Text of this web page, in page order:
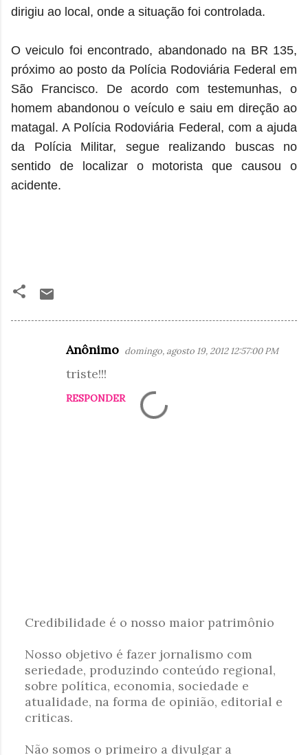
dirigiu ao local, onde a situação foi controlada.
O veiculo foi encontrado, abandonado na BR 135,
próximo ao posto da Polícia Rodoviária Federal em
São Francisco. De acordo com testemunhas, o
homem abandonou o veículo e saiu em direção ao
matagal. A Polícia Rodoviária Federal, com a ajuda
da Polícia Militar, segue realizando buscas no
sentido de localizar o motorista que causou o
acidente.
Anônimo domingo, agosto 19, 2012 12:57:00 PM
triste!!!
RESPONDER
o
s
t
a
r
m
Credibilidade é o nosso maior patrimônio
Nosso objetivo é fazer jornalismo com
seriedade, produzindo conteúdo regional,
sobre política, economia, sociedade e
atualidade, na forma de opinião, editorial e
criticas.
Não somos o primeiro a divulgar a